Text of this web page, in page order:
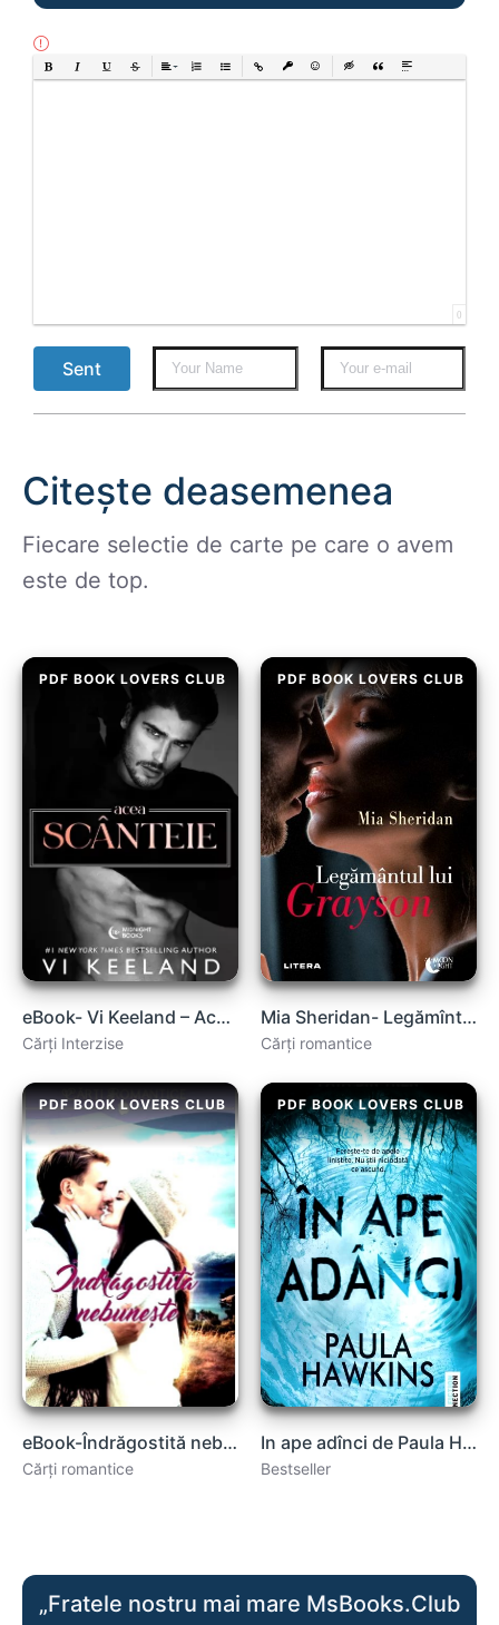
Bold Italic UnderlineStrikethrough
AlignOrdered List
Unordered List
Insert LinkInsert protected link
EmoticonsInsert hidden text
Insert Quote
Insert spoiler
0
Sent
Citește deasemenea
Fiecare selectie de carte pe care o avem
este de top.
PDF BOOK LOVERS CLUB
eBook- Vi Keeland – Acea Scânteie , carte .PDF
Cărți Interzise
PDF BOOK LOVERS CLUB
Mia Sheridan- Legămîntul lui Grayson .PDF
Cărți romantice
PDF BOOK LOVERS CLUB
eBook-Îndrăgostită nebuneşte vol.1 de Jill Shalvis .pdf
Cărți romantice
PDF BOOK LOVERS CLUB
In ape adînci de Paula Hawkins .PDF
Bestseller
„Fratele nostru mai mare MsBooks.Club